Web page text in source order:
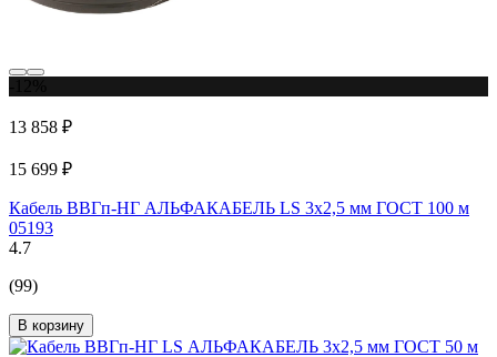
13 858 ₽
15 699 ₽
Кабель ВВГп-НГ АЛЬФАКАБЕЛЬ LS 3х2,5 мм ГОСТ 100 м
05193
4.7
(99)
В корзину